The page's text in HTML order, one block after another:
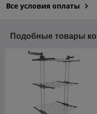
Все условия оплаты
Подобные товары